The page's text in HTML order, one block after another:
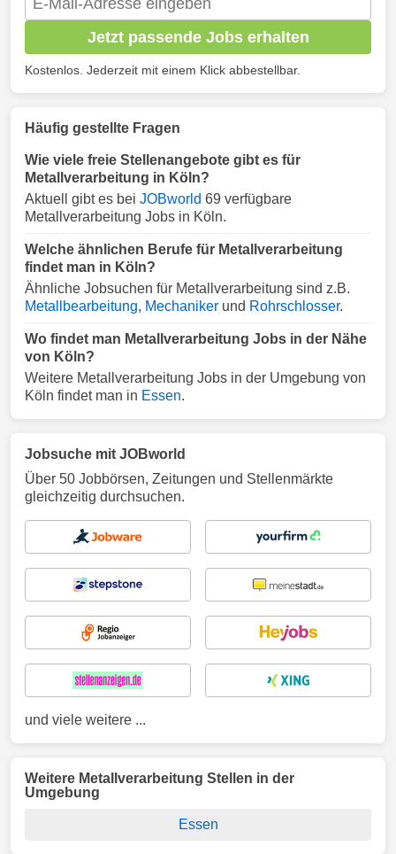
Jetzt passende Jobs erhalten
Kostenlos. Jederzeit mit einem Klick abbestellbar.
Häufig gestellte Fragen
Wie viele freie Stellenangebote gibt es für
Metallverarbeitung in Köln?
Aktuell gibt es bei JOBworld 69 verfügbare
Metallverarbeitung Jobs in Köln.
Welche ähnlichen Berufe für Metallverarbeitung
findet man in Köln?
Ähnliche Jobsuchen für Metallverarbeitung sind z.B.
Metallbearbeitung, Mechaniker und Rohrschlosser.
Wo findet man Metallverarbeitung Jobs in der Nähe
von Köln?
Weitere Metallverarbeitung Jobs in der Umgebung von
Köln findet man in Essen.
Jobsuche mit JOBworld
Über 50 Jobbörsen, Zeitungen und Stellenmärkte
gleichzeitig durchsuchen.
und viele weitere ...
Weitere Metallverarbeitung Stellen in der
Umgebung
Essen